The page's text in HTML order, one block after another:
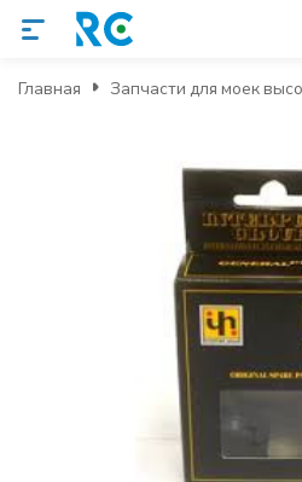
Главная Запчасти для моек